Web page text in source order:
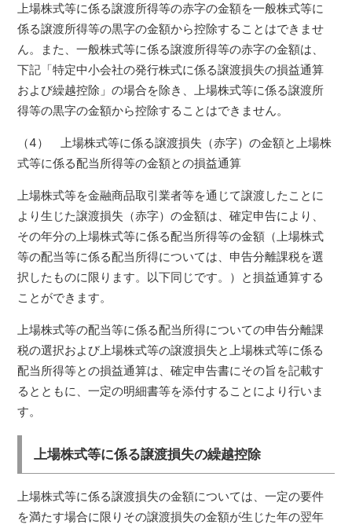
上場株式等に係る譲渡所得等の赤字の金額を一般株式等に
係る譲渡所得等の黒字の金額から控除することはできませ
ん。また、一般株式等に係る譲渡所得等の赤字の金額は、
下記「特定中小会社の発行株式に係る譲渡損失の損益通算
および繰越控除」の場合を除き、上場株式等に係る譲渡所
得等の黒字の金額から控除することはできません。
（4） 上場株式等に係る譲渡損失（赤字）の金額と上場株
式等に係る配当所得等の金額との損益通算
上場株式等を金融商品取引業者等を通じて譲渡したことに
より生じた譲渡損失（赤字）の金額は、確定申告により、
その年分の上場株式等に係る配当所得等の金額（上場株式
等の配当等に係る配当所得については、申告分離課税を選
択したものに限ります。以下同じです。）と損益通算する
ことができます。
上場株式等の配当等に係る配当所得についての申告分離課
税の選択および上場株式等の譲渡損失と上場株式等に係る
配当所得等との損益通算は、確定申告書にその旨を記載す
るとともに、一定の明細書等を添付することにより行いま
す。
上場株式等に係る譲渡損失の繰越控除
上場株式等に係る譲渡損失の金額については、一定の要件
を満たす場合に限りその譲渡損失の金額が生じた年の翌年